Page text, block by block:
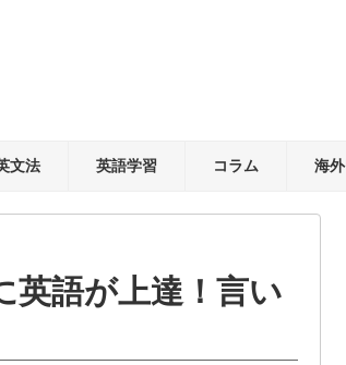
文法 英語学習 コラム 海
語が上達！言い